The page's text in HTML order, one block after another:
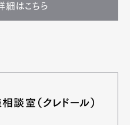
細はこちら
談室（クレドール）